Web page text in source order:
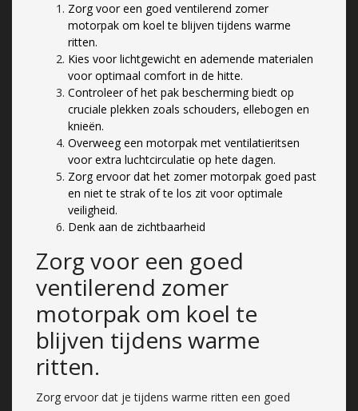
Zorg voor een goed ventilerend zomer
motorpak om koel te blijven tijdens warme
ritten.
Kies voor lichtgewicht en ademende materialen
voor optimaal comfort in de hitte.
Controleer of het pak bescherming biedt op
cruciale plekken zoals schouders, ellebogen en
knieën.
Overweeg een motorpak met ventilatieritsen
voor extra luchtcirculatie op hete dagen.
Zorg ervoor dat het zomer motorpak goed past
en niet te strak of te los zit voor optimale
veiligheid.
Denk aan de zichtbaarheid
Zorg voor een goed
ventilerend zomer
motorpak om koel te
blijven tijdens warme
ritten.
Zorg ervoor dat je tijdens warme ritten een goed